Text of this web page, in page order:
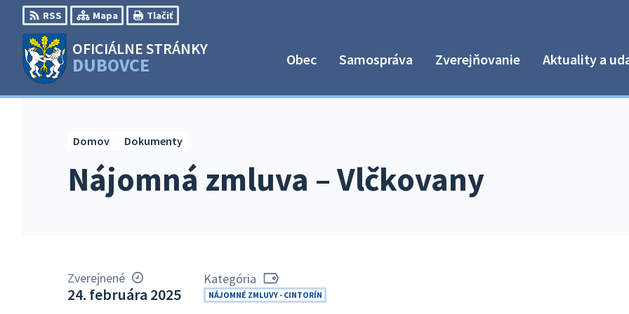
Preskočiť
na
obsah
RSS Mapa Tlačiť
OFICIÁLNE STRÁNKY
DUBOVCE Obec Samospráva Zverejňovanie Aktuality a
Nájomná zmluva – Vlčkovany
Domov Dokumenty
Zverejnené
24. februára 2025
Kategória
NÁJOMNÉ ZMLUVY - CINTORÍN